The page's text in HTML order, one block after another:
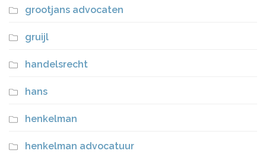
grootjans advocaten
gruijl
handelsrecht
hans
henkelman
henkelman advocatuur